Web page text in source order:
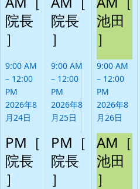
月
24
イ
院長
］
9:00 AM
– 12:00
PM
2026年8
月24日
PM［
院長
］
月
25
イ
院長
］
9:00 AM
– 12:00
PM
2026年8
月25日
PM［
院長
］
月
26
イ
池田
］
9:00 AM
– 12:00
PM
2026年8
月26日
AM［
池田
］